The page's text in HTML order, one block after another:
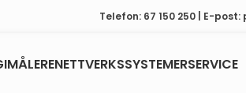
Telefon: 67 150 250 | E-
NETTVERKSSYSTEMERSERVICE